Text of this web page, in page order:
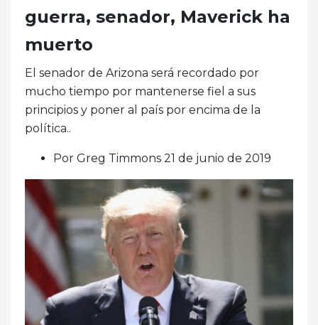
guerra, senador, Maverick ha
muerto
El senador de Arizona será recordado por
mucho tiempo por mantenerse fiel a sus
principios y poner al país por encima de la
política..
Por Greg Timmons 21 de junio de 2019